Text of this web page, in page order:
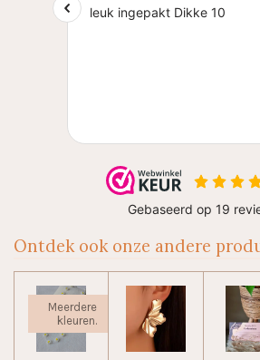
Ontdek ook onze andere
Meerdere
kleuren.